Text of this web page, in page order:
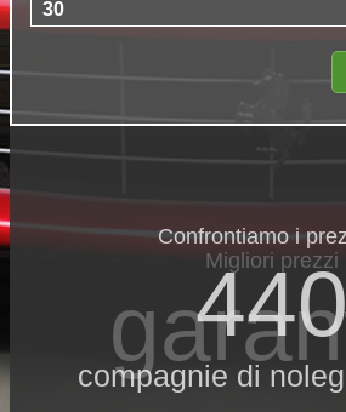
Confrontiamo i
compagnie di
Migliori prezzi